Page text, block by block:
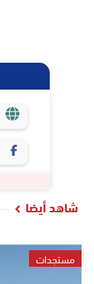
شاهد أيضا
مستجدات